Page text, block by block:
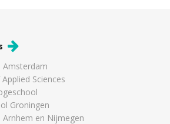
Amsterdam
Sciences
Groningen
Arnhem en Nijmegen